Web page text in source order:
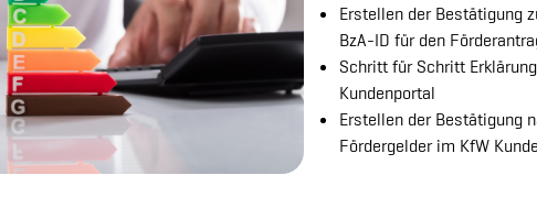
Erstellen der Bestätigung
BzA-ID für den
Schritt für Schritt
Kundenportal
Erstellen der Bestätigung
Fördergelder im KfW